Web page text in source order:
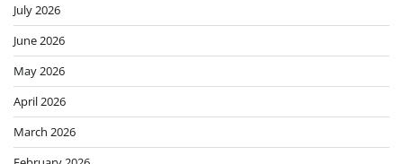
July 2026
June 2026
May 2026
April 2026
March 2026